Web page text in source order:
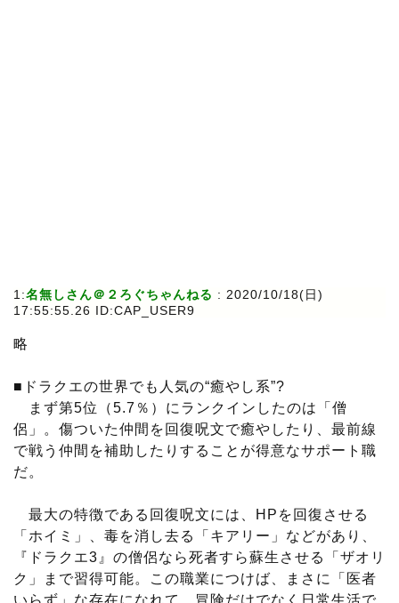
1:名無しさん＠２ろぐちゃんねる : 2020/10/18(日)
17:55:55.26 ID:CAP_USER9
略
■ドラクエの世界でも人気の“癒やし系”?
まず第5位（5.7％）にランクインしたのは「僧
侶」。傷ついた仲間を回復呪文で癒やしたり、最前線
で戦う仲間を補助したりすることが得意なサポート職
だ。
最大の特徴である回復呪文には、HPを回復させる
「ホイミ」、毒を消し去る「キアリー」などがあり、
『ドラクエ3』の僧侶なら死者すら蘇生させる「ザオリ
ク」まで習得可能。この職業につけば、まさに「医者